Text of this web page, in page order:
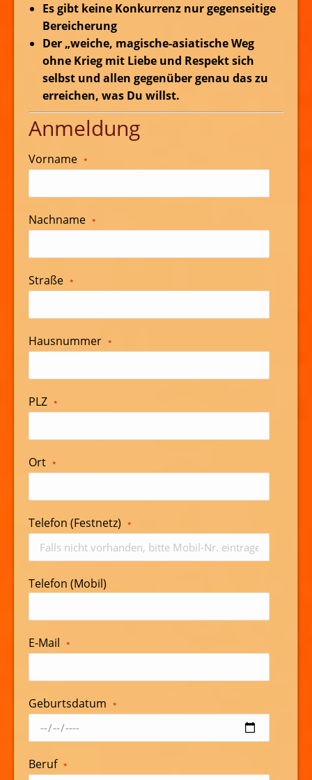
Es gibt keine Konkurrenz nur gegenseitige
Bereicherung
Der „weiche, magische-asiatische Weg
ohne Krieg mit Liebe und Respekt sich
selbst und allen gegenüber genau das zu
erreichen, was Du willst.
Anmeldung
Vorname *
Nachname *
Straße *
Hausnummer *
PLZ *
Ort *
Telefon (Festnetz) *
Telefon (Mobil)
E-Mail *
Geburtsdatum *
Beruf *